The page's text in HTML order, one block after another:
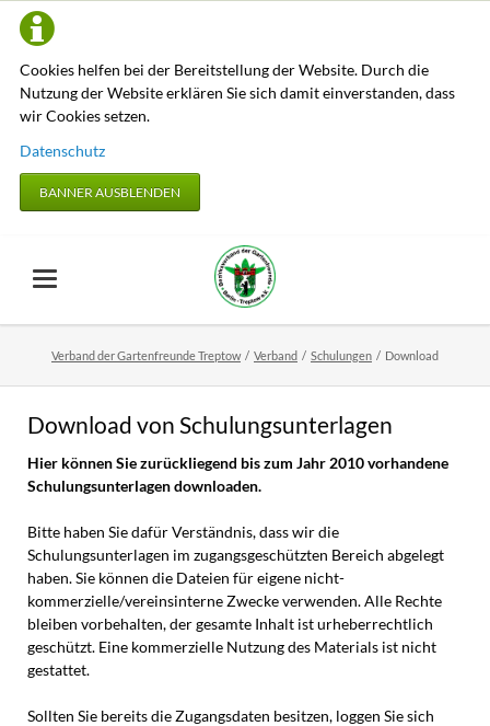
Cookies helfen bei der Bereitstellung der Website. Durch die
Nutzung der Website erklären Sie sich damit einverstanden, dass
wir Cookies setzen.
Datenschutz
BANNER AUSBLENDEN
Verband der Gartenfreunde Treptow Verband Schulungen Download
Download von Schulungsunterlagen
Hier können Sie zurückliegend bis zum Jahr 2010 vorhandene
Schulungsunterlagen downloaden.
Bitte haben Sie dafür Verständnis, dass wir die
Schulungsunterlagen im zugangsgeschützten Bereich abgelegt
haben. Sie können die Dateien für eigene nicht-
kommerzielle/vereinsinterne Zwecke verwenden. Alle Rechte
bleiben vorbehalten, der gesamte Inhalt ist urheberrechtlich
geschützt. Eine kommerzielle Nutzung des Materials ist nicht
gestattet.
Sollten Sie bereits die Zugangsdaten besitzen, loggen Sie sich